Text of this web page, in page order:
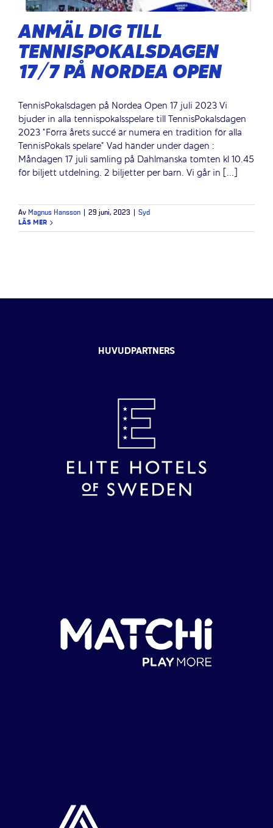
ANMÄL DIG TILL
TENNISPOKALSDAGEN
17/7 PÅ NORDEA OPEN
TennisPokalsdagen på Nordea Open 17 juli 2023 Vi
bjuder in alla tennispokalsspelare till TennisPokalsdagen
2023 "Förra årets succé är numera en tradition för alla
TennisPokals spelare" Vad händer under dagen :
Måndagen 17 juli samling på Dahlmanska tomten kl 10.45
för biljett utdelning. 2 biljetter per barn. Vi går in [...]
Av Magnus Hansson 29 juni, 2023 Syd
LÄS MER
HUVUDPARTNERS